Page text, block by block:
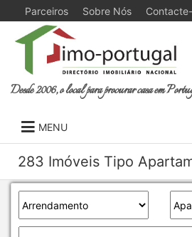
Parceiros Sobre Nós
Desde 2006, o local para procurar casa em
MENU
283 Imóveis Tipo